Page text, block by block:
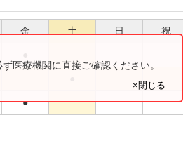
金 土 日 祝
●
医療機関に直接ご確認ください。
×閉じる